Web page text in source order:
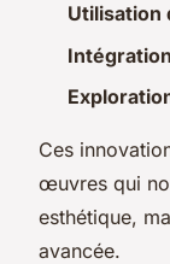
Utilisation
Ces
œuvres qui
esthétique,
avancée.